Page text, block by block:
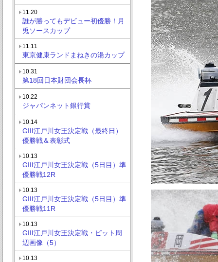
11.20
誰が勝ってもデビュー初優勝！月
兎ソースカップ
11.11
東京健康ランドまねきの湯カップ
10.31
第18回日本財団会長杯
10.22
ジャパンネット銀行賞
10.14
GIII江戸川女王決定戦（最終日）
優勝戦＆表彰式
10.13
GIII江戸川女王決定戦（5日目）準
優勝戦12R
10.13
GIII江戸川女王決定戦（5日目）準
優勝戦11R
10.13
GIII江戸川女王決定戦・ピット周
辺画像（5）
10.13